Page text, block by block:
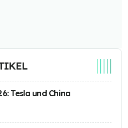
Tesla und China